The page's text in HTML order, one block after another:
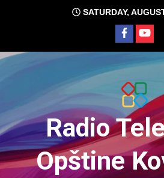
SATURDAY,
Radio
Opštine